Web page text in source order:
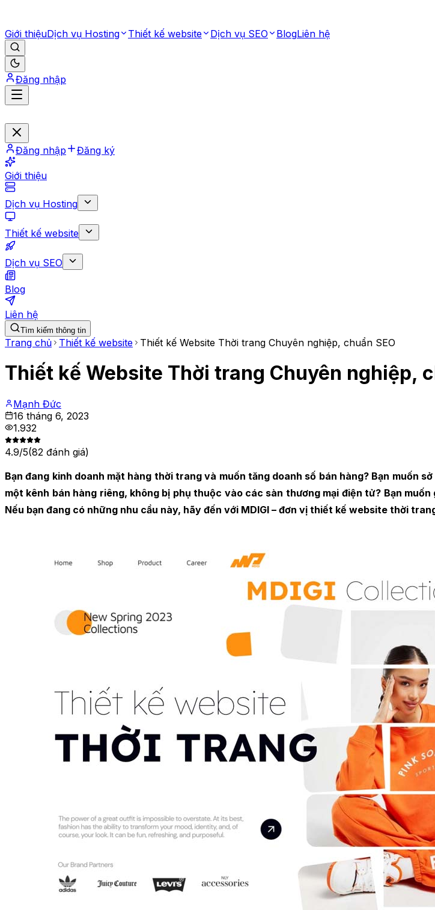
Giới thiệuDịch vụ Hosting Thiết kế website Dịch vụ SEO BlogLiên hệ
Đăng nhập
Đăng nhập Đăng ký
Giới thiệu
Dịch vụ Hosting
Thiết kế website
Dịch vụ SEO
Blog
Liên hệ
Tìm kiếm thông tin
Trang chủ Thiết kế website Thiết kế Website Thời trang Chuyên nghiệp, chuẩn SEO
Thiết kế Website Thời trang Chuyên nghiệp,
Mạnh Đức
16 tháng 6, 2023
1.932
4.9/5(82 đánh giá)
Bạn đang kinh doanh mặt hàng thời trang và muốn tăng doanh số bán hàng? Bạn muốn
một kênh bán hàng riêng, không bị phụ thuộc vào các sàn thương mại điện tử? Bạn
Nếu bạn đang có những nhu cầu này, hãy đến với MDIGI – đơn vị thiết kế website thời